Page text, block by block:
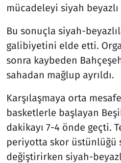
mücadeleyi siyah
Bu sonuçla siyah-
galibiyetini elde etti.
sonra kaybeden
sahadan mağlup ayrıldı.
Karşılaşmaya orta
basketlerle başlayan
dakikayı 7-4 önde geçti.
periyotta skor üstünlüğü
değiştirirken siyah-